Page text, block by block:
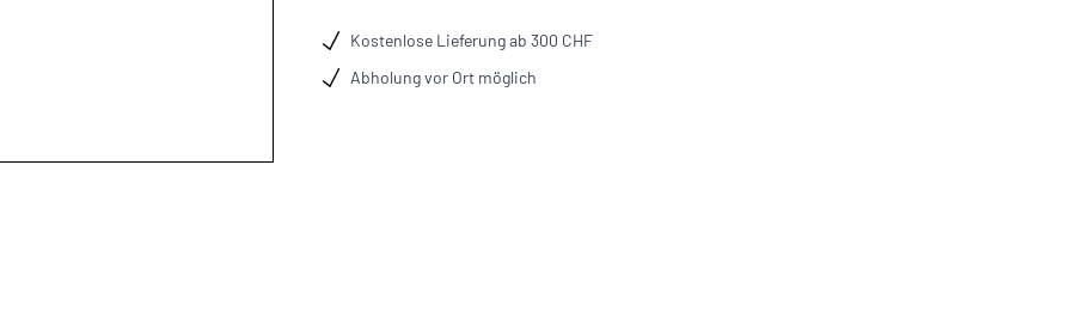
Kostenlose Lieferung ab 300 CHF
Abholung vor Ort möglich